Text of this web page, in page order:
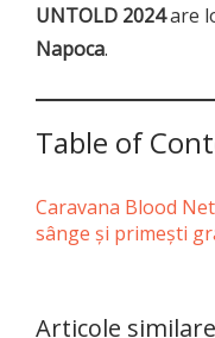
UNTOLD 2024are
Napoca.
Table of
Caravana Blood
sânge şi primeşti
Articole similare